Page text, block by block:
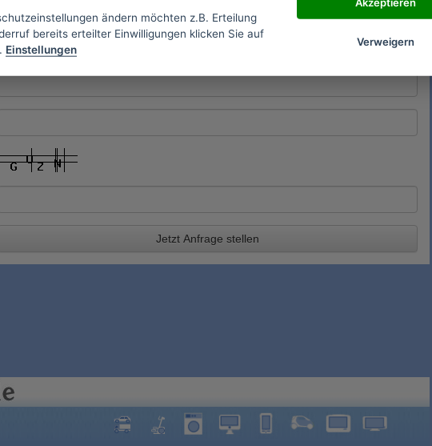
Jetzt Anfrage stellen
ändern möchten z.B. Erteilung
bereits erteilter Einwilligungen klicken Sie auf
Einstellungen
Verweigern